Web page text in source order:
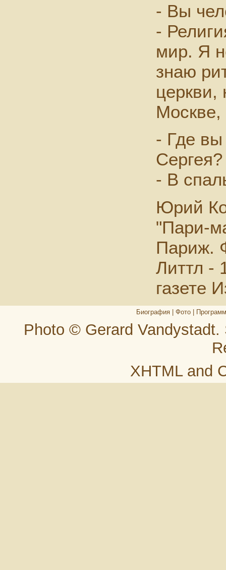
- Вы
-
мир. Я
знаю
церкви,
Москве,
- Где вы
Сергея?
- В
Юрий
"Пари-
Париж.
Литтл -
газете
Биография| Фото|
Photo © Gerard
XHTMLand